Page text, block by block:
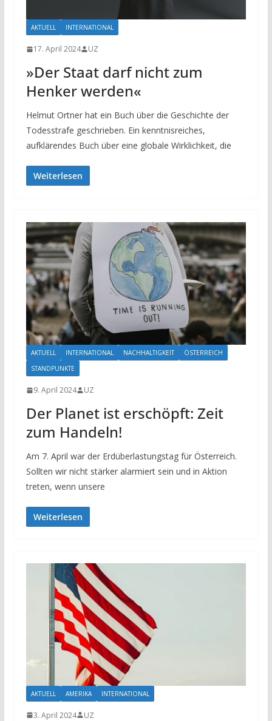
AKTUELL INTERNATIONAL
17. April 2024 UZ
»Der Staat darf nicht zum
Henker werden«
Helmut Ortner hat ein Buch über die Geschichte der
Todesstrafe geschrieben. Ein kenntnisreiches,
aufklärendes Buch über eine globale Wirklichkeit, die
Weiterlesen
AKTUELL INTERNATIONAL NACHHALTIGKEIT
ÖSTERREICH
STANDPUNKTE
9. April 2024 UZ
Der Planet ist erschöpft: Zeit
zum Handeln!
Am 7. April war der Erdüberlastungstag für Österreich.
Sollten wir nicht stärker alarmiert sein und in Aktion
treten, wenn unsere
Weiterlesen
AKTUELL AMERIKA INTERNATIONAL
3. April 2024 UZ